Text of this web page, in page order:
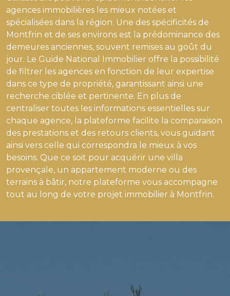
agences immobilières les mieux notées et
spécialisées dans la région. Une des spécificités de
Montfrin et de ses environs est la prédominance des
demeures anciennes, souvent remises au goût du
jour. Le Guide National Immobilier offre la possibilité
de filtrer les agences en fonction de leur expertise
dans ce type de propriété, garantissant ainsi une
recherche ciblée et pertinente. En plus de
centraliser toutes les informations essentielles sur
chaque agence, la plateforme facilite la comparaison
des prestations et des retours clients, vous guidant
ainsi vers celle qui correspondra le mieux à vos
besoins. Que ce soit pour acquérir une villa
provençale, un appartement moderne ou des
terrains à bâtir, notre plateforme vous accompagne
tout au long de votre projet immobilier à Montfrin.